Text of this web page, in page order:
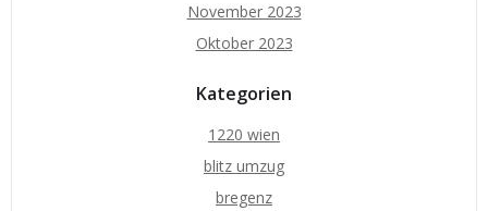
November 2023
Oktober 2023
Kategorien
1220 wien
blitz umzug
bregenz